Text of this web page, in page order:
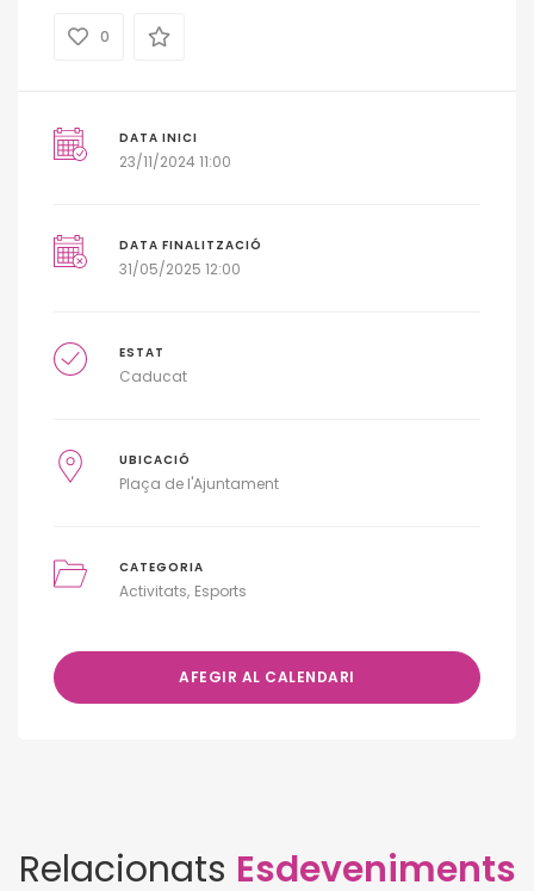
0
DATA INICI
23/11/2024 11:00
DATA FINALITZACIÓ
31/05/2025 12:00
ESTAT
Caducat
UBICACIÓ
Plaça de l'Ajuntament
CATEGORIA
Activitats Esports
AFEGIR AL CALENDARI
Relacionats Esdeveniments